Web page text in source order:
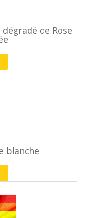
de Rose
blanche